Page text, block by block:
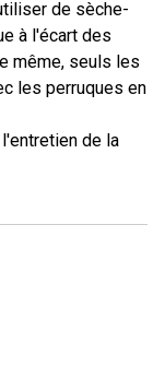
de sèche-
à l'écart des
même, seuls les
les perruques en
de la